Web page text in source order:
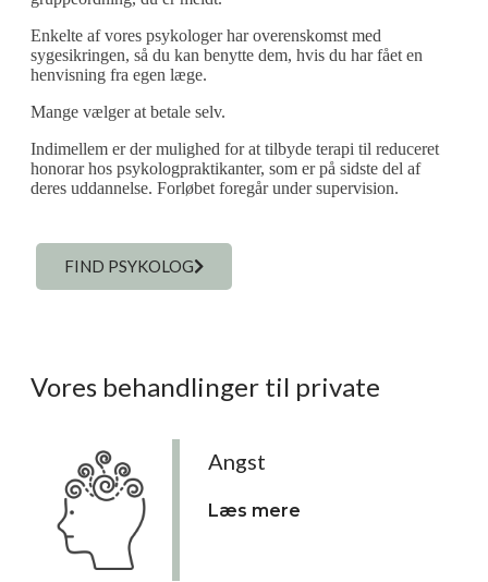
Enkelte af vores psykologer har overenskomst med
sygesikringen, så du kan benytte dem, hvis du har fået en
henvisning fra egen læge.
Mange vælger at betale selv.
Indimellem er der mulighed for at tilbyde terapi til reduceret
honorar hos psykologpraktikanter, som er på sidste del af
deres uddannelse. Forløbet foregår under supervision.
FIND PSYKOLOG
Vores behandlinger til private
Angst
Læs mere